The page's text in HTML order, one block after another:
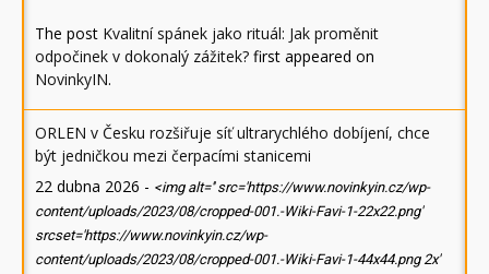
The post Kvalitní spánek jako rituál: Jak proměnit
odpočinek v dokonalý zážitek? first appeared on
NovinkyIN.
ORLEN v Česku rozšiřuje síť ultrarychlého dobíjení, chce
být jedničkou mezi čerpacími stanicemi
22 dubna 2026 - <img alt='' src='https://www.novinkyin.cz/wp-
content/uploads/2023/08/cropped-001.-Wiki-Favi-1-22x22.png'
srcset='https://www.novinkyin.cz/wp-
content/uploads/2023/08/cropped-001.-Wiki-Favi-1-44x44.png 2x'